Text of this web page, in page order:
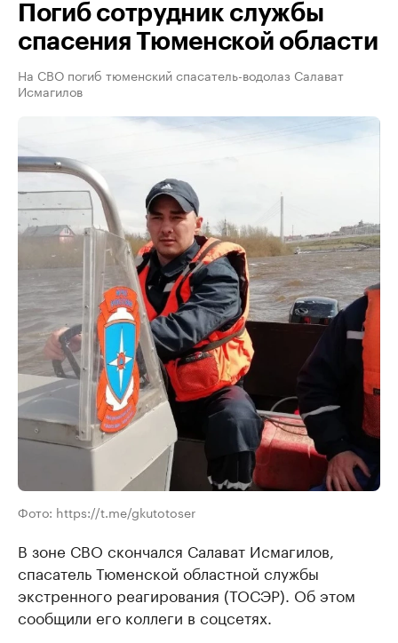
Погиб сотрудник службы
спасения Тюменской области
На СВО погиб тюменский спасатель-водолаз Салават
Исмагилов
Фото: https://t.me/gkutotoser
В зоне СВО скончался Салават Исмагилов,
спасатель Тюменской областной службы
экстренного реагирования (ТОСЭР). Об этом
сообщили его коллеги в соцсетях.